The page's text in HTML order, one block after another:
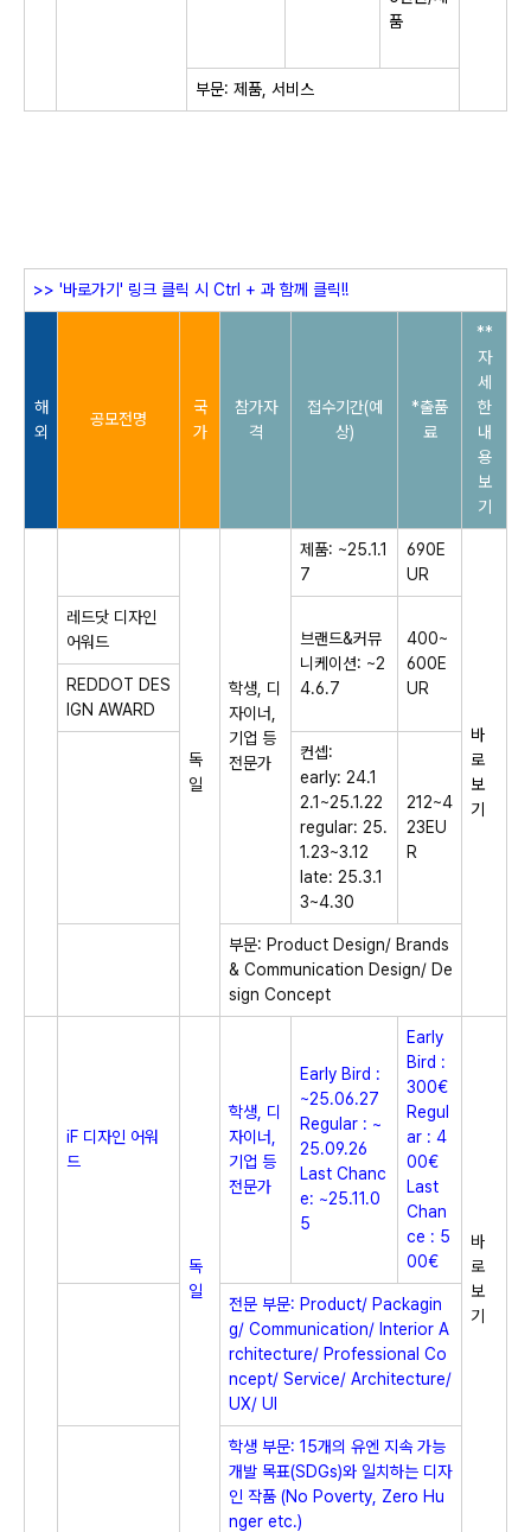
품
부문: 제품, 서비스
>> '바로가기' 링크 클릭 시 Ctrl + 과 함께 클릭!!​
해
외
공모전명
국
가
참가자
격
접수기간(예
상)
*출품
료
**
자
세
한
내
용
보
기
독
일
학생, 디
자이너,
기업 등
전문가
제품: ~25.1.1
7
690E
UR
바
로
보
기
레드닷 디자인
어워드
브랜드&커뮤
니케이션: ~2
4.6.7
400~
600E
UR
REDDOT DES
IGN AWARD
컨셉:
early: 24.1
2.1~25.1.22
regular: 25.
1.23~3.12
late: 25.3.1
3~4.30
212~4
23EU
R
부문: Product Design/ Brands
& Communication Design/ De
sign Concept
iF 디자인 어워
드
독
일
학생, 디
자이너,
기업 등
전문가
Early Bird :
~25.06.27
Regular : ~
25.09.26
Last Chanc
e: ~25.11.0
5
Early
Bird :
300€
Regul
ar : 4
00€
Last
Chan
ce : 5
00€
바
로
보
기
전문 부문: Product/ Packagin
g/ Communication/ Interior A
rchitecture/ Professional Co
ncept/ Service/ Architecture/
UX/ UI
학생 부문: 15개의 유엔 지속 가능
개발 목표(SDGs)와 일치하는 디자
인 작품 (No Poverty, Zero Hu
nger etc.)